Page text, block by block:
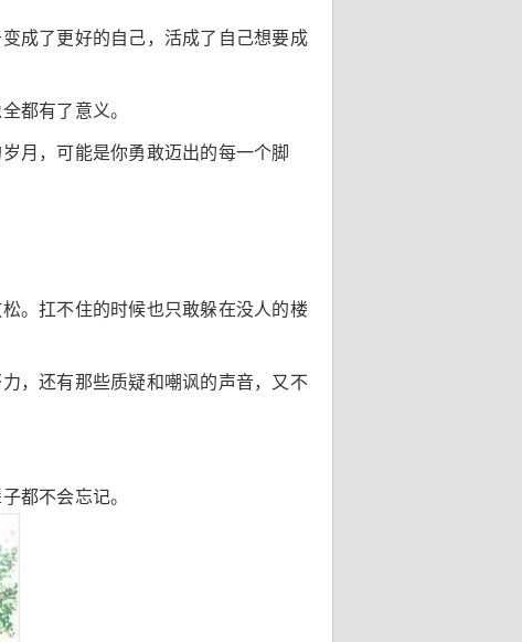
成了更好的自己，活成了自己想要成
都有了意义。
月，可能是你勇敢迈出的每一个脚
。扛不住的时候也只敢躲在没人的楼
，还有那些质疑和嘲讽的声音，又不
都不会忘记。